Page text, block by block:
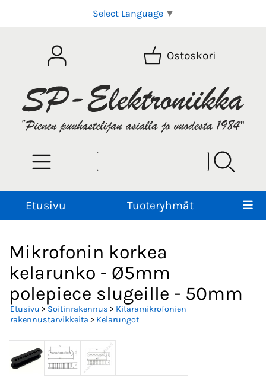
Select Language ▼
Ostoskori
Etusivu Tuoteryhmät
Mikrofonin korkea
kelarunko - Ø5mm
polepiece slugeille - 50mm
Etusivu > Soitinrakennus > Kitaramikrofonien
rakennustarvikkeita > Kelarungot